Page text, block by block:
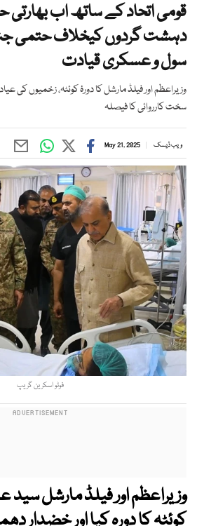
قومی اتحاد کے ساتھ اب بھارتی
دہشت گردوں کیخلاف حتمی
سول و عسکری قیادت
وزیراعظم اور فیلڈ مارشل کا دورۂ کوئٹہ، زخمیوں
سخت کارروائی کا فیصلہ
ویب ڈیسک May 21, 2025
فوٹو اسکرین گریپ
وزیراعظم اور فیلڈ مارشل سید